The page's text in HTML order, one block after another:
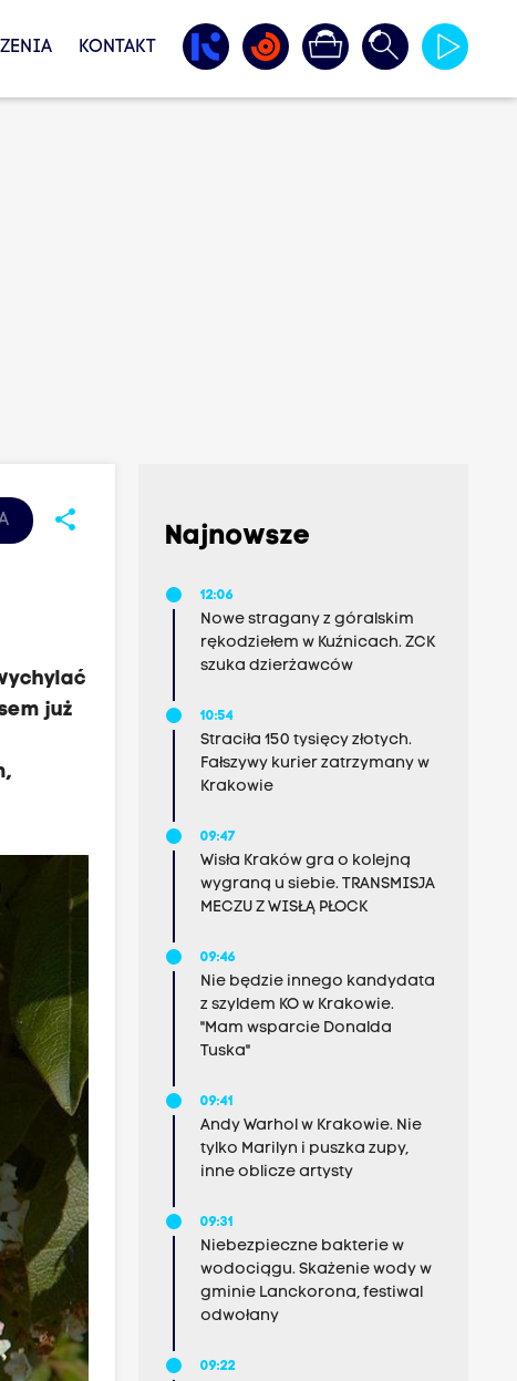
KONTAKT
share
już
Najnowsze
12:06
Nowe stragany z góralskim
rękodziełem w Kuźnicach. ZCK
szuka dzierżawców
10:54
Straciła 150 tysięcy złotych.
Fałszywy kurier zatrzymany w
Krakowie
09:47
Wisła Kraków gra o kolejną
wygraną u siebie. TRANSMISJA
MECZU Z WISŁĄ PŁOCK
09:46
Nie będzie innego kandydata
z szyldem KO w Krakowie.
"Mam wsparcie Donalda
Tuska"
09:41
Andy Warhol w Krakowie. Nie
tylko Marilyn i puszka zupy,
inne oblicze artysty
09:31
Niebezpieczne bakterie w
wodociągu. Skażenie wody w
gminie Lanckorona, festiwal
odwołany
09:22